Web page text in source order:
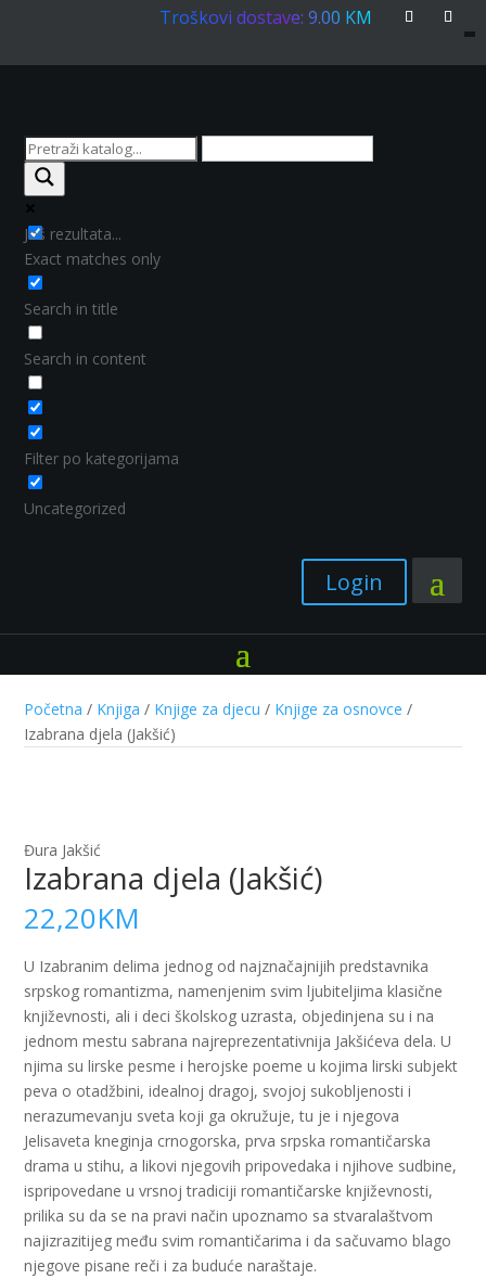
Troškovi dostave: 9.00 KM
Još rezultata...
Exact matches only
Search in title
Search in content
Filter po kategorijama
Uncategorized
Login
Početna / Knjiga / Knjige za djecu / Knjige za osnovce /
Izabrana djela (Jakšić)
Đura Jakšić
Izabrana djela (Jakšić)
22,20KM
U Izabranim delima jednog od najznačajnijih predstavnika
srpskog romantizma, namenjenim svim ljubiteljima klasične
književnosti, ali i deci školskog uzrasta, objedinjena su i na
jednom mestu sabrana najreprezentativnija Jakšićeva dela. U
njima su lirske pesme i herojske poeme u kojima lirski subjekt
peva o otadžbini, idealnoj dragoj, svojoj sukobljenosti i
nerazumevanju sveta koji ga okružuje, tu je i njegova
Jelisaveta kneginja crnogorska, prva srpska romantičarska
drama u stihu, a likovi njegovih pripovedaka i njihove sudbine,
ispripovedane u vrsnoj tradiciji romantičarske književnosti,
prilika su da se na pravi način upoznamo sa stvaralaštvom
najizrazitijeg među svim romantičarima i da sačuvamo blago
njegove pisane reči i za buduće naraštaje.